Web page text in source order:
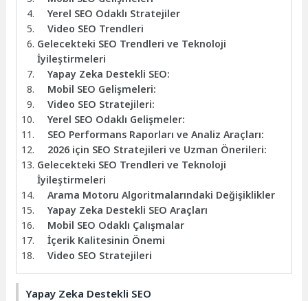
Yerel SEO Odaklı Stratejiler
Video SEO Trendleri
Gelecekteki SEO Trendleri ve Teknoloji
İyileştirmeleri
Yapay Zeka Destekli SEO:
Mobil SEO Gelişmeleri:
Video SEO Stratejileri:
Yerel SEO Odaklı Gelişmeler:
SEO Performans Raporları ve Analiz Araçları:
2026 için SEO Stratejileri ve Uzman Önerileri:
Gelecekteki SEO Trendleri ve Teknoloji
İyileştirmeleri
Arama Motoru Algoritmalarındaki Değişiklikler
Yapay Zeka Destekli SEO Araçları
Mobil SEO Odaklı Çalışmalar
İçerik Kalitesinin Önemi
Video SEO Stratejileri
Yapay Zeka Destekli SEO